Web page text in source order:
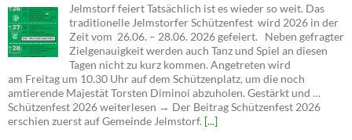
Jelmstorf feiert Tatsächlich ist es wieder so weit. Das
traditionelle Jelmstorfer Schützenfest wird 2026 in der
Zeit vom 26.06. – 28.06. 2026 gefeiert. Neben gefragter
Zielgenauigkeit werden auch Tanz und Spiel an diesen
Tagen nicht zu kurz kommen. Angetreten wird
am Freitag um 10.30 Uhr auf dem Schützenplatz, um die noch
amtierende Majestät Torsten Diminoi abzuholen. Gestärkt und …
Schützenfest 2026 weiterlesen → Der Beitrag Schützenfest 2026
erschien zuerst auf Gemeinde Jelmstorf. [...]